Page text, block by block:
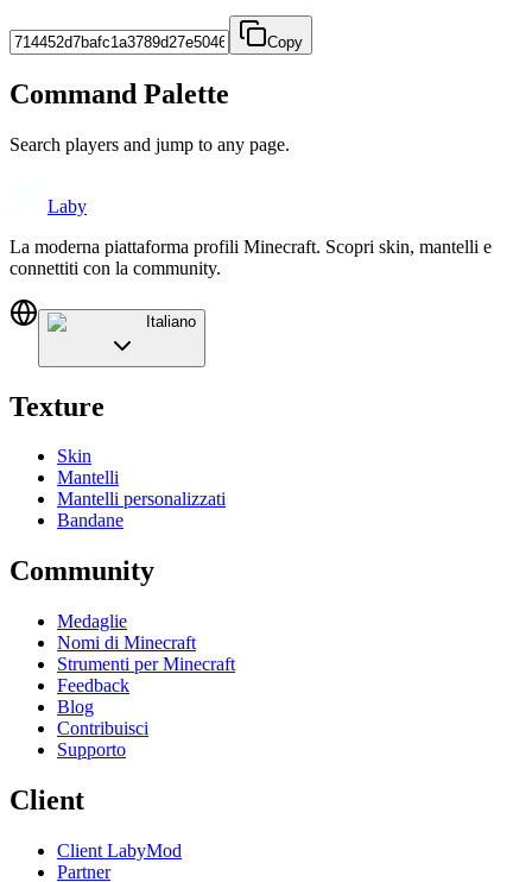
Copy
Command Palette
Search players and jump to any page.
Laby
La moderna piattaforma profili Minecraft. Scopri skin, mantelli e
connettiti con la community.
Italiano
Texture
Skin
Mantelli
Mantelli personalizzati
Bandane
Community
Medaglie
Nomi di Minecraft
Strumenti per Minecraft
Feedback
Blog
Contribuisci
Supporto
Client
Client LabyMod
Partner